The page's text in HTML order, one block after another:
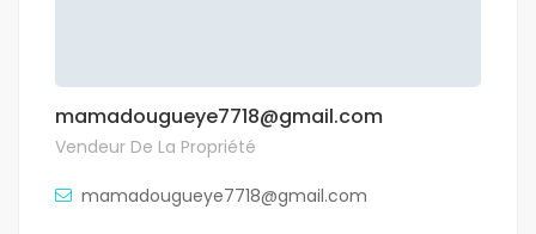
mamadougueye7718@gmail.com
Vendeur De La Propriété
mamadougueye7718@gmail.com